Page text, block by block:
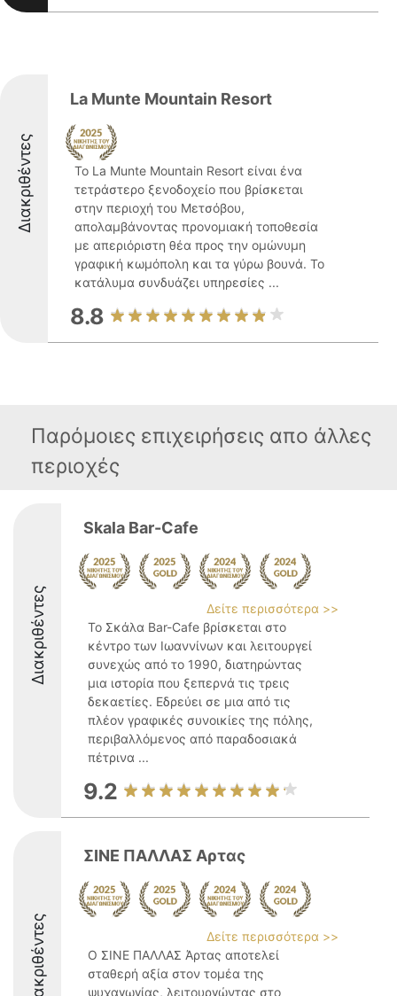
Διακριθέντες
La Munte Mountain Resort
Το La Munte Mountain Resort είναι ένα
τετράστερο ξενοδοχείο που βρίσκεται
στην περιοχή του Μετσόβου,
απολαμβάνοντας προνομιακή τοποθεσία
με απεριόριστη θέα προς την ομώνυμη
γραφική κωμόπολη και τα γύρω βουνά. Το
κατάλυμα συνδυάζει υπηρεσίες ...
8.8
Παρόμοιες επιχειρήσεις απο άλλες
περιοχές
Διακριθέντες
Skala Bar-Cafe
Δείτε περισσότερα >>
Το Σκάλα Bar-Cafe βρίσκεται στο
κέντρο των Ιωαννίνων και λειτουργεί
συνεχώς από το 1990, διατηρώντας
μια ιστορία που ξεπερνά τις τρεις
δεκαετίες. Εδρεύει σε μια από τις
πλέον γραφικές συνοικίες της πόλης,
περιβαλλόμενος από παραδοσιακά
πέτρινα ...
9.2
Διακριθέντες
ΣΙΝΕ ΠΑΛΛΑΣ Αρτας
Δείτε περισσότερα >>
Ο ΣΙΝΕ ΠΑΛΛΑΣ Άρτας αποτελεί
σταθερή αξία στον τομέα της
ψυχαγωγίας, λειτουργώντας στο